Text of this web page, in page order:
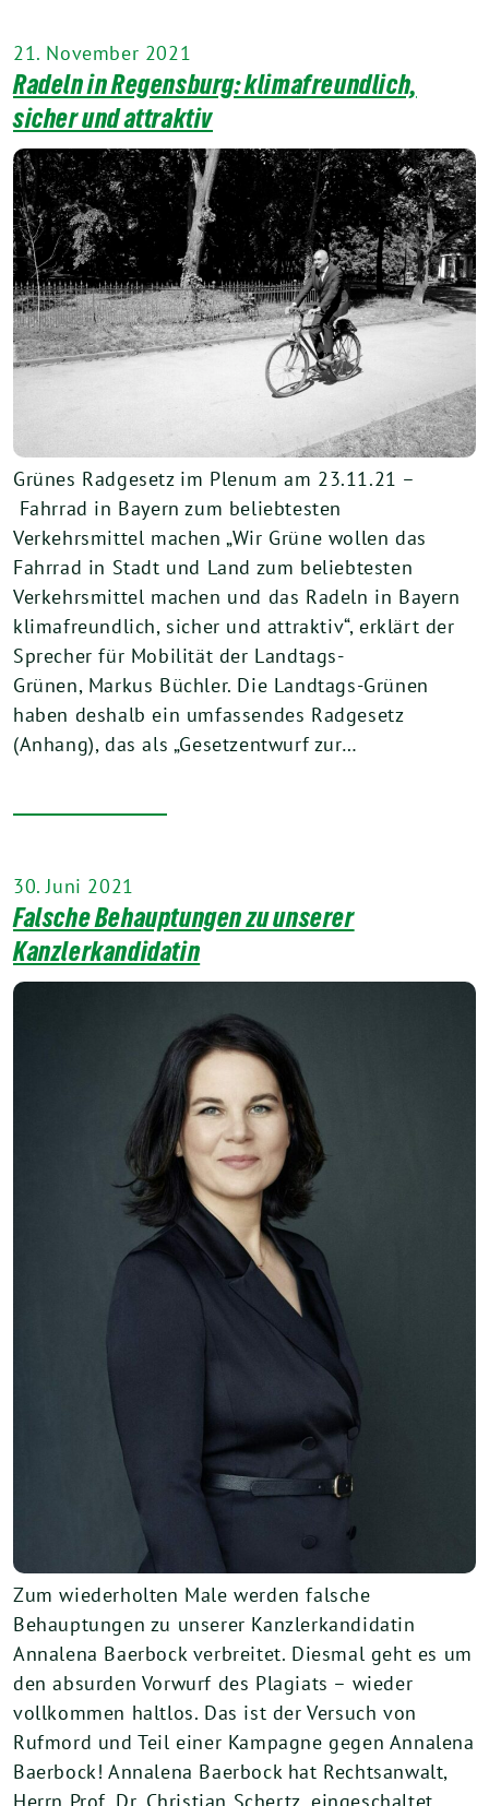
21. November 2021
Radeln in Regensburg: klimafreundlich,
sicher und attraktiv
Grünes Radgesetz im Plenum am 23.11.21 –
Fahrrad in Bayern zum beliebtesten
Verkehrsmittel machen „Wir Grüne wollen das
Fahrrad in Stadt und Land zum beliebtesten
Verkehrsmittel machen und das Radeln in Bayern
klimafreundlich, sicher und attraktiv“, erklärt der
Sprecher für Mobilität der Landtags-
Grünen, Markus Büchler. Die Landtags-Grünen
haben deshalb ein umfassendes Radgesetz
(Anhang), das als „Gesetzentwurf zur…
30. Juni 2021
Falsche Behauptungen zu unserer
Kanzlerkandidatin
Zum wiederholten Male werden falsche
Behauptungen zu unserer Kanzlerkandidatin
Annalena Baerbock verbreitet. Diesmal geht es um
den absurden Vorwurf des Plagiats – wieder
vollkommen haltlos. Das ist der Versuch von
Rufmord und Teil einer Kampagne gegen Annalena
Baerbock! Annalena Baerbock hat Rechtsanwalt,